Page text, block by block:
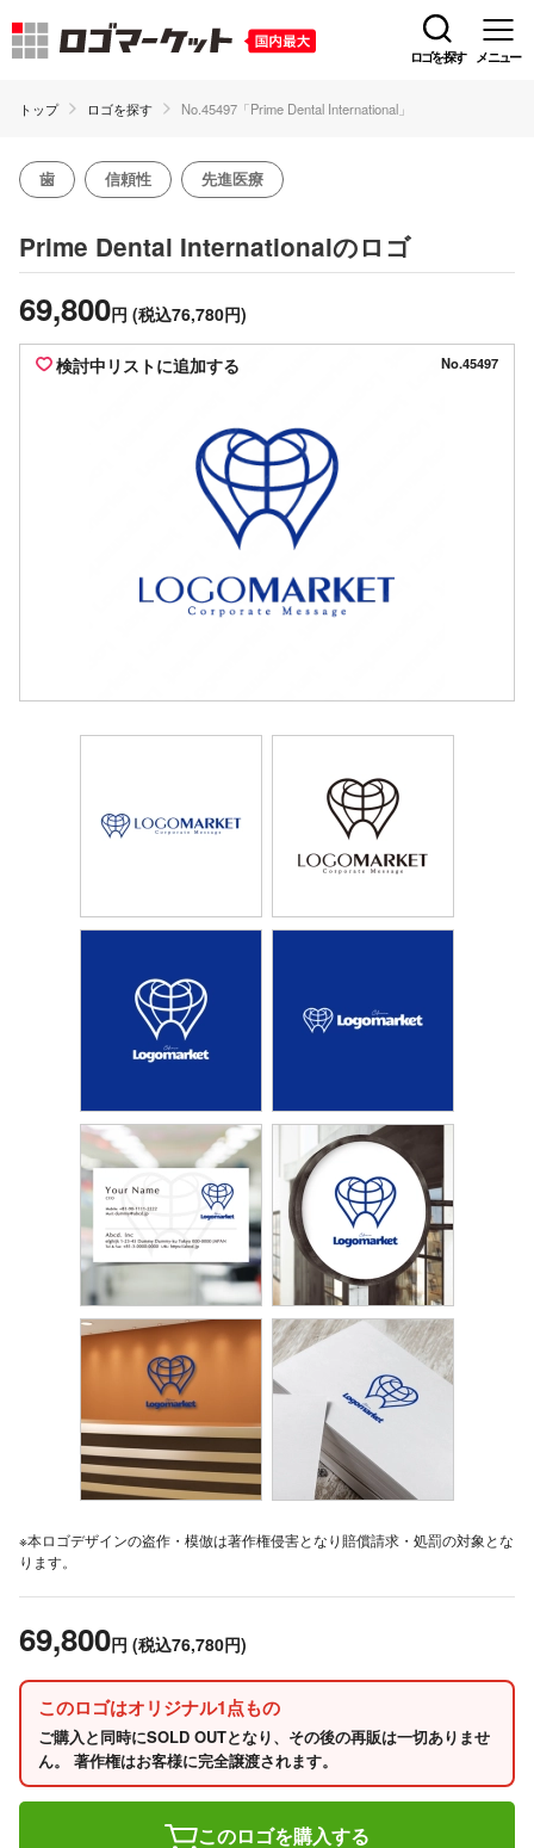
ロゴを探す メニュー
トップ ロゴを探す No.45497「Prime Dental International」
歯 信頼性 先進医療
Prime Dental Internationalのロゴ
69,800円 (税込76,780円)
検討中リストに追加する No.45497
※本ロゴデザインの盗作・模倣は著作権侵害となり賠償請求・処罰の対象とな
ります。
69,800円 (税込76,780円)
このロゴはオリジナル1点もの
ご購入と同時にSOLD OUTとなり、その後の再販は一切ありませ
ん。 著作権はお客様に完全譲渡されます。
このロゴを購入する